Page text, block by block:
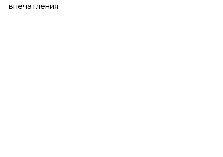
впечатления.